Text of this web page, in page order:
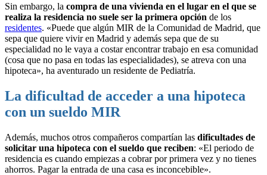
Sin embargo, la compra de una vivienda en el lugar en el que se
realiza la residencia no suele ser la primera opción de los
residentes. «Puede que algún MIR de la Comunidad de Madrid, que
sepa que quiere vivir en Madrid y además sepa que de su
especialidad no le vaya a costar encontrar trabajo en esa comunidad
(cosa que no pasa en todas las especialidades), se atreva con una
hipoteca», ha aventurado un residente de Pediatría.
La dificultad de acceder a una hipoteca
con un sueldo MIR
Además, muchos otros compañeros compartían las dificultades de
solicitar una hipoteca con el sueldo que reciben: «El periodo de
residencia es cuando empiezas a cobrar por primera vez y no tienes
ahorros. Pagar la entrada de una casa es inconcebible».